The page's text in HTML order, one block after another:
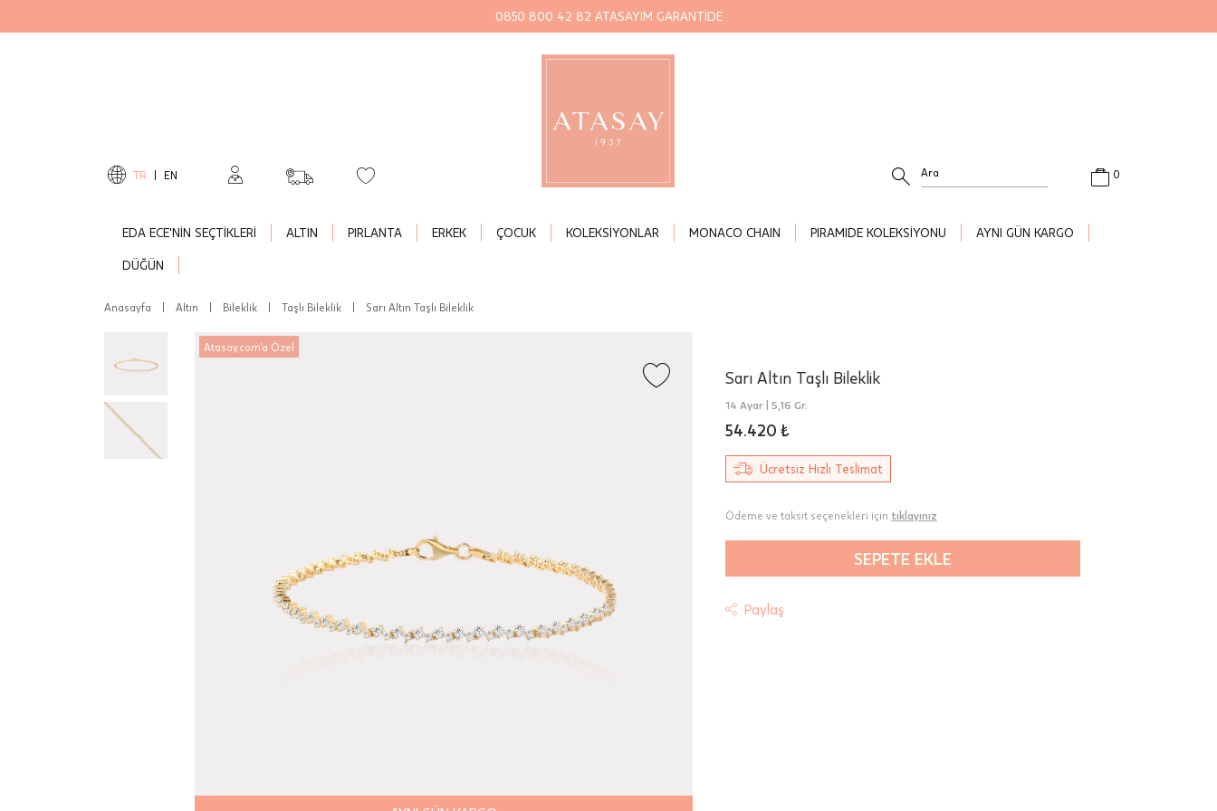
0850 800 42 82 ATASAYIM GARANTİDE
TR EN
EDA ECE'NİN SEÇTİKLERİ ALTIN PIRLANTA ERKEK ÇOCUK KOLEKSİYONLAR MONACO CHAIN PIRAMIDE KOLEKSİYONU AYNI GÜN KARGO
DÜĞÜN
0
Anasayfa Altın Bileklik Taşlı Bileklik Sarı Altın Taşlı Bileklik
Atasay.com'a Özel
Sarı Altın Taşlı Bileklik
14 Ayar | 5,16 Gr.
54.420 ₺
Ücretsiz Hızlı Teslimat
Ödeme ve taksit seçenekleri için tıklayınız
SEPETE EKLE
Paylaş